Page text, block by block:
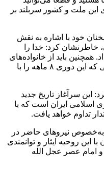
این ملت و کشور سربلند بر
خود با ‌اشاره به نقش
خاطرنشان کرد: خدا را
همچنین باید از خانواده‌های
عزیز پرسنل این ناوگروه نیروی دریایی که این دوری ۸ ماهه را با
این سرآغاز تاریخ جدید
اسلامی ایران است که با
تداوم خواهد یافت.
نیروهای حاضر در
با این روحیه ایثار و توانمندی
و امام عصر عجل الله